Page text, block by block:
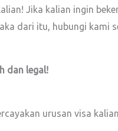
Jika kalian ingin
dari itu, hubungi kami
dan legal!
urusan visa